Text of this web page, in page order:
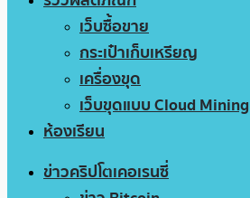
เว็บซื้อขาย
กระเป๋าเก็บเหรียญ
เครื่องขุด
เว็บขุดแบบ Cloud Mining
ห้องเรียน
ข่าวคริปโตเคอเรนซี่